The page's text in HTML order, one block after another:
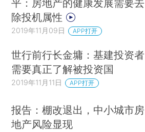
平：房地产的健康发展需要去
除投机属性
2019年11月09日 APP打开
世行前行长金墉：基建投资者
需要真正了解被投资国
2019年11月11日 APP打开
报告：棚改退出，中小城市房
地产风险显现